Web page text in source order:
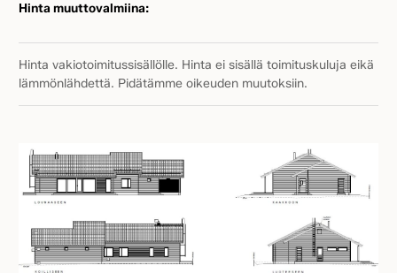
Hinta muuttovalmiina:
Hinta vakiotoimitussisällölle. Hinta ei sisällä toimituskuluja eikä
lämmönlähdettä. Pidätämme oikeuden muutoksiin.